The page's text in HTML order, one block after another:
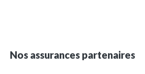
Nos assurances partenaires